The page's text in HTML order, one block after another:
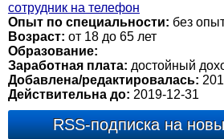
сотрудник на телефон
Опыт по специальности: без
Возраст: от 18 до 65 лет
Образование:
Заработная плата: достойный
Добавлена/редактировалась:
Действительна до: 2019-12-31
RSS-подписка на